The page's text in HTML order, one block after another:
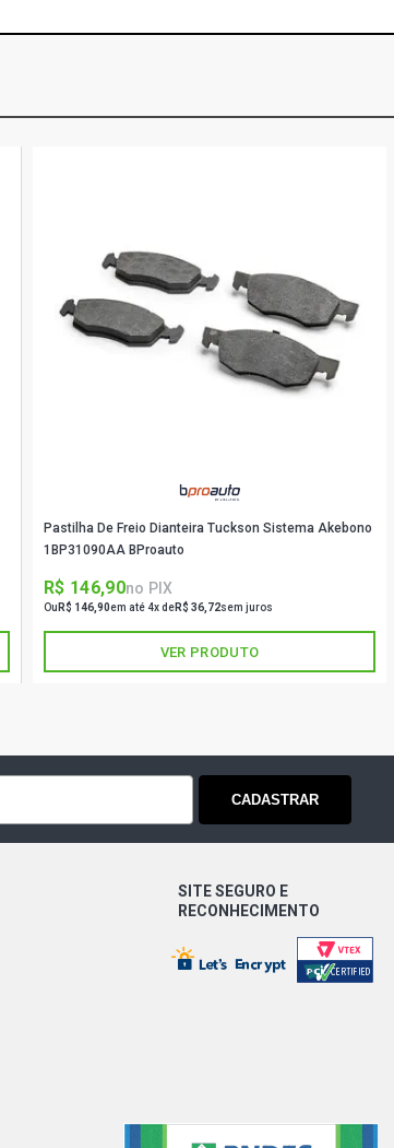
Pastilha De Freio Dianteira Tuckson Sistema Akebono
1BP31090AA BProauto
R$ 146,90no PIX
Ou R$ 146,90em até 4x deR$ 36,72sem juros
VER PRODUTO
CADASTRAR
SITE SEGURO E
RECONHECIMENTO